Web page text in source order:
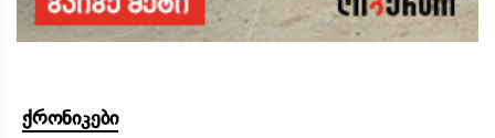
ქრონიკები